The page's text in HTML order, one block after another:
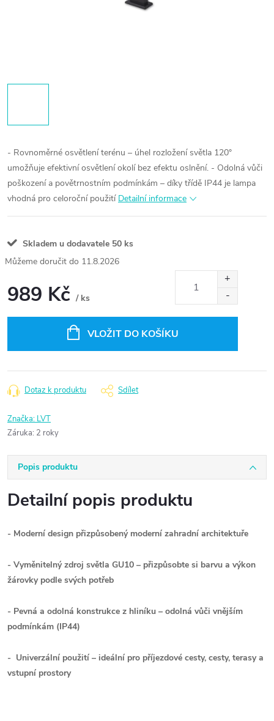
- Rovnoměrné osvětlení terénu – úhel rozložení světla 120°
umožňuje efektivní osvětlení okolí bez efektu oslnění. - Odolná vůči
poškození a povětrnostním podmínkám – díky třídě IP44 je lampa
vhodná pro celoroční použití Detailní informace
Skladem u dodavatele 50 ks
11.8.2026
989 Kč / ks
VLOŽIT DO KOŠÍKU
Dotaz k produktu Sdílet
Značka: LVT
Záruka: 2 roky
Popis produktu
Detailní popis produktu
- Moderní design přizpůsobený moderní zahradní architektuře
- Vyměnitelný zdroj světla GU10 – přizpůsobte si barvu a výkon
žárovky podle svých potřeb
- Pevná a odolná konstrukce z hliníku – odolná vůči vnějším
podmínkám (IP44)
- Univerzální použití – ideální pro příjezdové cesty, cesty, terasy a
vstupní prostory